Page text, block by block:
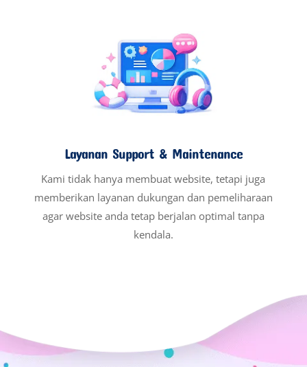
Layanan Support & Maintenance
Kami tidak hanya membuat website, tetapi juga
memberikan layanan dukungan dan pemeliharaan
agar website anda tetap berjalan optimal tanpa
kendala.